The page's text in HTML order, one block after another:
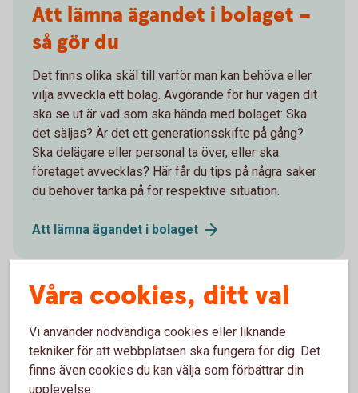
Att lämna ägandet i bolaget –
så gör du
Det finns olika skäl till varför man kan behöva eller
vilja avveckla ett bolag. Avgörande för hur vägen dit
ska se ut är vad som ska hända med bolaget: Ska
det säljas? Är det ett generationsskifte på gång?
Ska delägare eller personal ta över, eller ska
företaget avvecklas? Här får du tips på några saker
du behöver tänka på för respektive situation.
Att lämna ägandet i bolaget
Våra cookies, ditt val
Vi använder nödvändiga cookies eller liknande
tekniker för att webbplatsen ska fungera för dig. Det
finns även cookies du kan välja som förbättrar din
upplevelse: